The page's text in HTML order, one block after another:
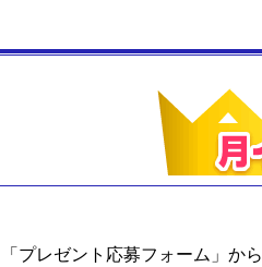
プレゼント応募フォーム」から